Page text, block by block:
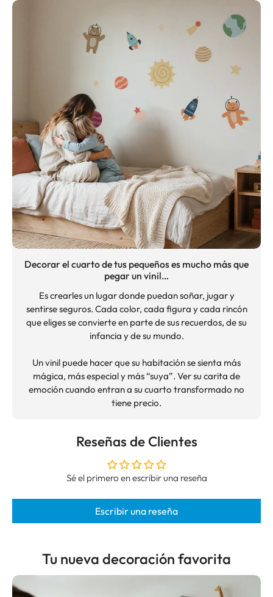
Decorar el cuarto de tus pequeños es mucho más que
pegar un vinil…
Es crearles un lugar donde puedan soñar, jugar y
sentirse seguros. Cada color, cada figura y cada rincón
que eliges se convierte en parte de sus recuerdos, de su
infancia y de su mundo.
Un vinil puede hacer que su habitación se sienta más
mágica, más especial y más “suya”. Ver su carita de
emoción cuando entran a su cuarto transformado no
tiene precio.
Reseñas de Clientes
Sé el primero en escribir una reseña
Escribir una reseña
Tu nueva decoración favorita